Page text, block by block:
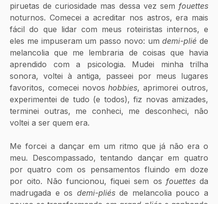
piruetas de curiosidade mas dessa vez sem fouettes
noturnos. Comecei a acreditar nos astros, era mais
fácil do que lidar com meus roteiristas internos, e
eles me impuseram um passo novo: um demi-plié de
melancolia que me lembraria de coisas que havia
aprendido com a psicologia. Mudei minha trilha
sonora, voltei à antiga, passeei por meus lugares
favoritos, comecei novos hobbies, aprimorei outros,
experimentei de tudo (e todos), fiz novas amizades,
terminei outras, me conheci, me desconheci, não
voltei a ser quem era.
Me forcei a dançar em um ritmo que já não era o
meu. Descompassado, tentando dançar em quatro
por quatro com os pensamentos fluindo em doze
por oito. Não funcionou, fiquei sem os fouettes da
madrugada e os demi-pliés de melancolia pouco a